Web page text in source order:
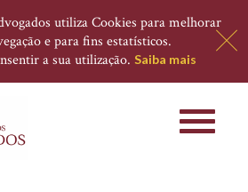
utiliza Cookies para melhorar
e para fins estatísticos.
a sua utilização. Saiba mais
Toggle